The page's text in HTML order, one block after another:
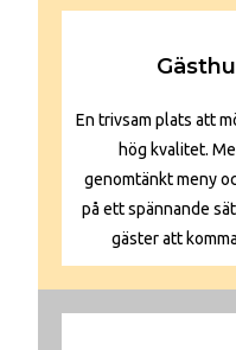
En trivsam plats att
hög kvalitet.
genomtänkt meny
på ett spännande
gäster att